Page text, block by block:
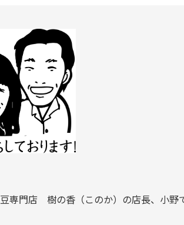
専門店 樹の香（このか）の店長、小野